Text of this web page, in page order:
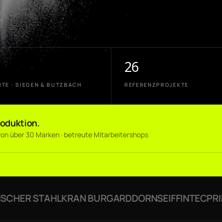
· SIEGEN & BUTZBACH
26
REFERENZPROJEKTE
über 30 Marken · betreute Mitarbeitershops
STAHLKRAN BURGARDDORNSEIFFINTECPRINT